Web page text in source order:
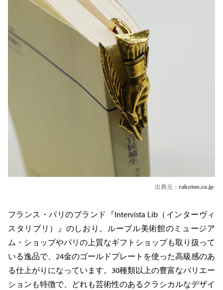
出典元： rakuten.co.jp
フランス・パリのブランド『Intervista Lib（インターヴィ
スタリブリ）』のしおり。ルーブル美術館のミュージア
ム・ショップやパリの上質なギフトショップも取り扱って
いる逸品で、24金のゴールドプレートを使った高級感のあ
る仕上がりになっています。30種類以上の豊富なバリエー
ションも特徴で、どれも芸術性のあるクラシカルなデザイ